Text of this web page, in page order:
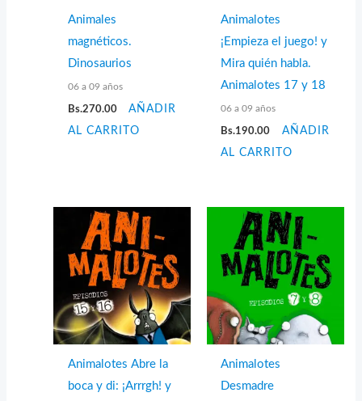
Animales
magnéticos.
Dinosaurios
06 a 09 años
Bs.270.00
AÑADIR
AL CARRITO
Animalotes
¡Empieza el juego! y
Mira quién habla.
Animalotes 17 y 18
06 a 09 años
Bs.190.00
AÑADIR
AL CARRITO
Animalotes Abre la
boca y di: ¡Arrrgh! y
Animalotes
Desmadre